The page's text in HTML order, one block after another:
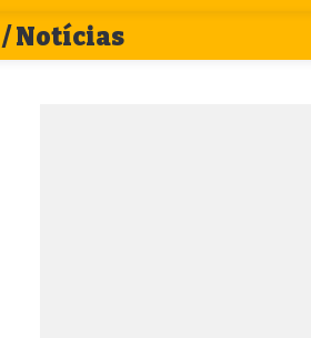
/ Notícias